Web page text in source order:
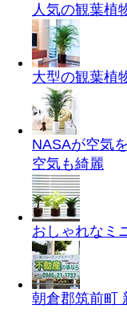
人気の観葉植
大型の観葉植
NASAが空気
空気も綺麗
おしゃれなミ
朝倉郡筑前町